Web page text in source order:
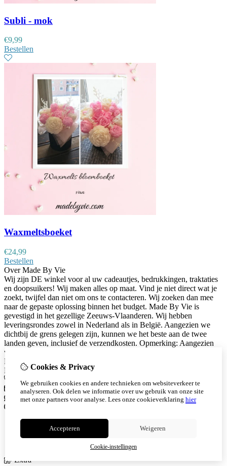
Subli - mok
€9,99
Bestellen
Waxmeltsboeket
€24,99
Bestellen
Over Made By Vie
Wij zijn DE winkel voor al uw cadeautjes, bedrukkingen, traktaties
en doopsuikers! Wij maken alles op maat. Vind je niet direct wat je
zoekt, twijfel dan niet om ons te contacteren. Wij zoeken dan mee
naar de gepaste oplossing binnen het budget. Made By Vie is
gevestigd in het gezellige Zeeuws-Vlaanderen. Wij hebben
leveringsrondes zowel in Nederland als in België. Aangezien we
dichtbij de grens gelegen zijn, kunnen we het beste aan de twee
landen geven, inclusief de verzendkosten. Opmerking: Aangezien
wij onder de kleine ondernemersregeling vallen, kunnen wij geen
BTW vermelden op uw factuur!
Neem contact met ons op
Mobiel
+31 651943584
madebyvie@outlook.com
Whatsapp+31 651943584
Over ons
Verzending
Algemene voorwaarden
Extra
Cookies & Privacy
We gebruiken cookies en andere technieken om websiteverkeer te
analyseren. Ook delen we informatie over uw gebruik van onze site
met onze partners voor analyse. Lees onze cookieverklaring hier
Accepteren Weigeren
Cookie-instellingen